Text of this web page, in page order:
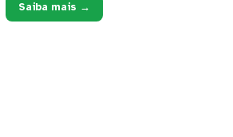
Saiba mais →